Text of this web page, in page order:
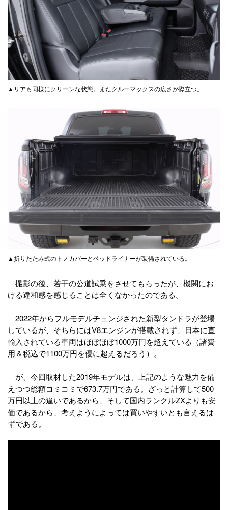
▲リアも同様にクリーンな状態。またクルーマックスの広さが際立つ。
▲折りたたみ式のトノカバーとベッドライナーが装備されている。
撮影の後、若干の公道試乗をさせてもらったが、機関にお
ける違和感を感じることは全くなかったのである。
2022年からフルモデルチェンジされた新型タンドラが登場
しているが、そちらにはV8エンジンが搭載されず、日本に直
輸入されている車両はほぼほぼ1000万円を超えている（諸費
用＆税込で1100万円を優に超えるだろう）。
が、今回取材した2019年モデルは、上記のような魅力を備
えつつ総額コミコミで673.7万円である。ざっと計算して500
万円以上の違いであるから、そして国内ランクルZXよりも安
価であるから、考えようによっては買いやすいとも言えるは
ずである。